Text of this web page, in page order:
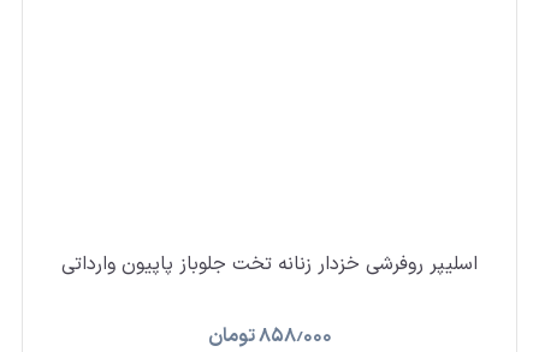
اسلیپر روفرشی خزدار زنانه تخت جلوباز پاپیون وارداتی
۸۵۸٫۰۰۰تومان